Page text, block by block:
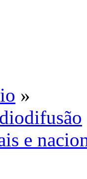
»
e